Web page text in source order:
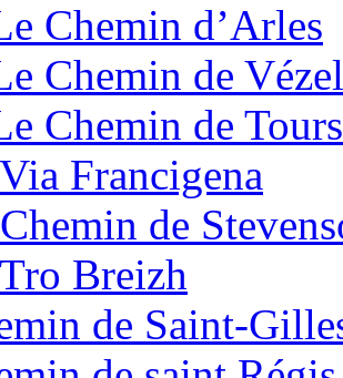
Chemin d’Arles
Chemin de
Chemin de Tours
Francigena
de
Breizh
de Saint-